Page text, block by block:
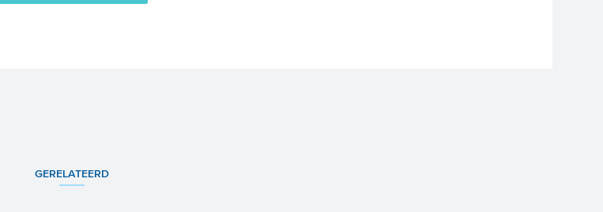
GERELATEERD